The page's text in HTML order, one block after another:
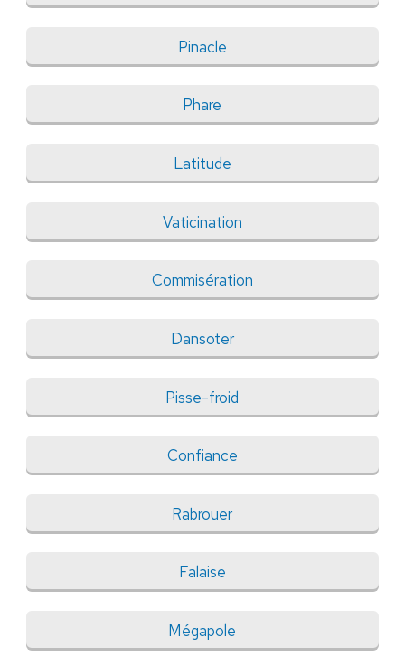
Pinacle
Phare
Latitude
Vaticination
Commisération
Dansoter
Pisse-froid
Confiance
Rabrouer
Falaise
Mégapole